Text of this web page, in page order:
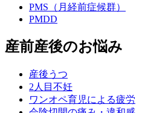
PMS（月経前症候群）
PMDD
産前産後のお悩み
産後うつ
2人目不妊
ワンオペ育児による疲労